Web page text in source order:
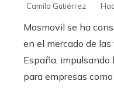
Camila Gutiérrez
Masmovil se ha
en el mercado de
España,
para empresas como